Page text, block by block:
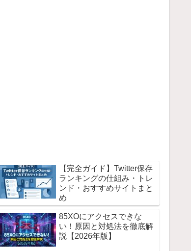
【完全ガイド】Twitter保存
ランキングの仕組み・トレ
ンド・おすすめサイトまと
め
85XOにアクセスできな
い！原因と対処法を徹底解
説【2026年版】